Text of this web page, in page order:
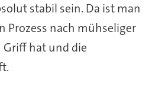
stabil sein. Da ist man
Prozess nach mühseliger
hat und die